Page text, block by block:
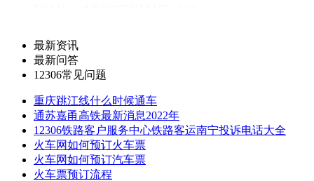
订票平台：
车次/车型：g7343高铁
发车站：过杭州发车时间:09:40
到达站：过嘉兴南到达时间:10:23
最新资讯
最新问答
12306常见问题
重庆跳江线什么时候通车
通苏嘉甬高铁最新消息2022年
12306铁路客户服务中心铁路客运南宁投诉电话大全
火车网如何预订火车票
火车网如何预订汽车票
火车票预订流程